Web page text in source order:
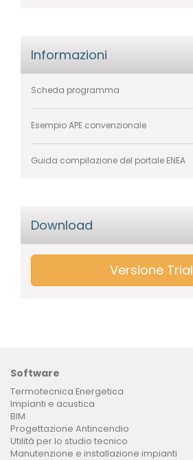
Informazioni
Scheda programma
Esempio APE convenzionale
Guida compilazione del portale ENEA
Download
Versione Trial
Software
Termotecnica Energetica
Impianti e acustica
BIM
Progettazione Antincendio
Utilità per lo studio tecnico
Manutenzione e installazione impianti